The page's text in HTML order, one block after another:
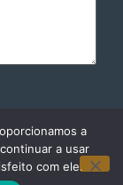
a
a usar
com ele.